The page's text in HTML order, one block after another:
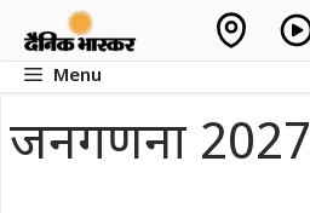
contentMenu
जनगणना 2027